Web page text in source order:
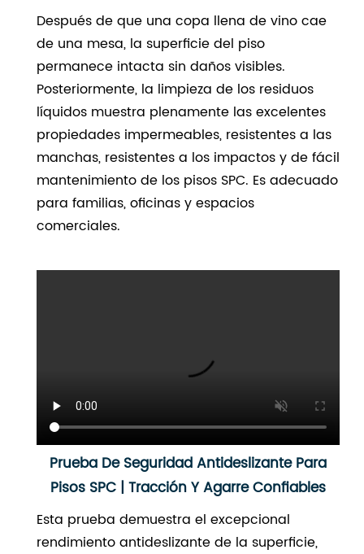
Después de que una copa llena de vino cae
de una mesa, la superficie del piso
permanece intacta sin daños visibles.
Posteriormente, la limpieza de los residuos
líquidos muestra plenamente las excelentes
propiedades impermeables, resistentes a las
manchas, resistentes a los impactos y de fácil
mantenimiento de los pisos SPC. Es adecuado
para familias, oficinas y espacios
comerciales.
Prueba De Seguridad Antideslizante Para
Pisos SPC | Tracción Y Agarre Confiables
Esta prueba demuestra el excepcional
rendimiento antideslizante de la superficie,